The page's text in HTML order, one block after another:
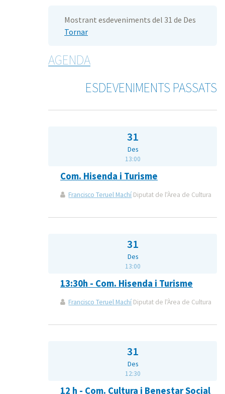
Mostrant esdeveniments del 31 de Des
Tornar
AGENDA
ESDEVENIMENTS PASSATS
31
Des
13:00
Com. Hisenda i Turisme
Francisco Teruel Machí Diputat de l'Àrea de Cultura
31
Des
13:00
13:30h - Com. Hisenda i Turisme
Francisco Teruel Machí Diputat de l'Àrea de Cultura
31
Des
12:30
12 h - Com. Cultura i Benestar Social